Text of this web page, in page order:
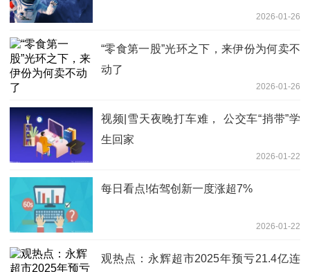
2026-01-26
“零食第一股”光环之下，来伊份为何卖不
动了
2026-01-26
视频|雪天夜晚打车难， 公交车“捎带”学
生回家
2026-01-22
每日看点!佑驾创新一度涨超7%
2026-01-22
观热点：永辉超市2025年预亏21.4亿连